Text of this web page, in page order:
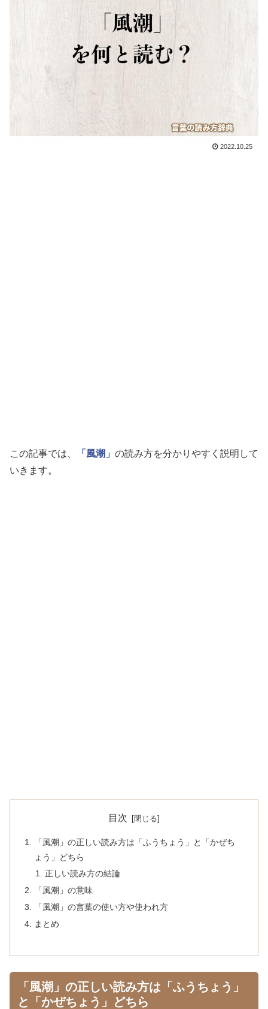
2022.10.25
この記事では、 「風潮」 の読み方を分かりやすく説明して
いきます。
目次
「風潮」の正しい読み方は「ふうちょう」と「かぜち
ょう」どちら
正しい読み方の結論
「風潮」の意味
「風潮」の言葉の使い方や使われ方
まとめ
「風潮」の正しい読み方は「ふうちょう」
と「かぜちょう」どちら